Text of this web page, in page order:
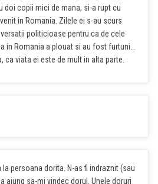
doi copii mici de mana, si-a rupt cu
in Romania. Zilele ei s-au scurs
politicioase pentru ca de cele
in Romania a plouat si au fost furtuni…
viata ei este de mult in alta parte.
persoana dorita. N-as fi indraznit (sau
ajung sa-mi vindec dorul. Unele doruri